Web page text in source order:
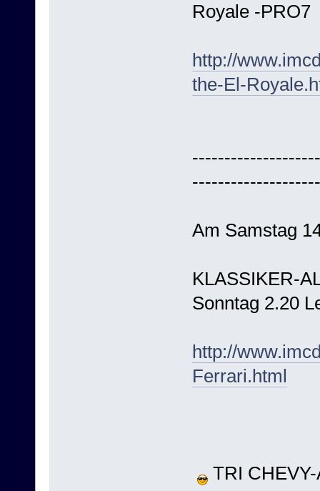
Royale -PRO7
http://
the-El-
Am Samstag
KLASSIKER-
Sonntag 2.20
http://
Ferrari.html
TRI CHEVY-